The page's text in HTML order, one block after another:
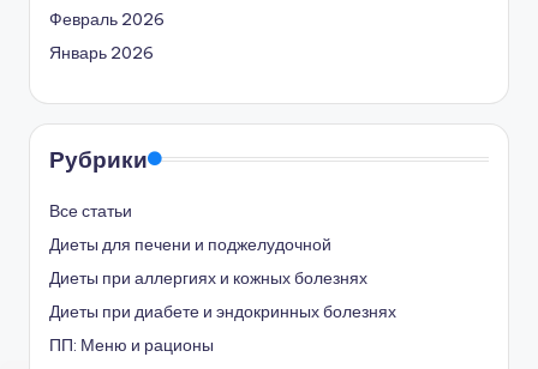
Февраль 2026
Январь 2026
Рубрики
Все статьи
Диеты для печени и поджелудочной
Диеты при аллергиях и кожных болезнях
Диеты при диабете и эндокринных болезнях
ПП: Меню и рационы